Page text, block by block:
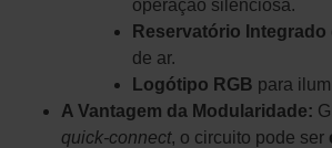
operação silenciosa.
Reservatório Integrado
de ar.
Logótipo RGB para
A Vantagem da Modularidade:
quick-connect, o circuito pode ser